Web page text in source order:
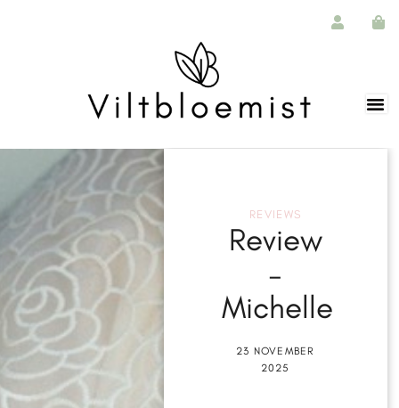
REVIEWS
Review
–
Michelle
23 NOVEMBER
2025